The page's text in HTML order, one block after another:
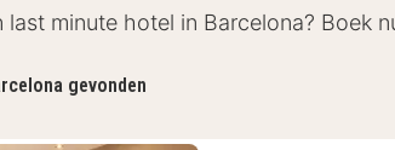
last minute hotel in Barcelona? Boek
gevonden